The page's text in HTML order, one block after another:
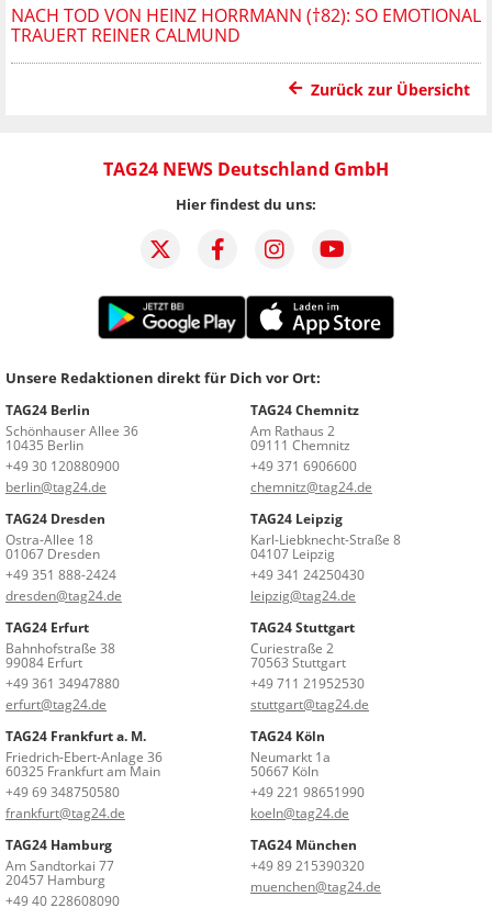
NACH TOD VON HEINZ HORRMANN (†82): SO EMOTIONAL
TRAUERT REINER CALMUND
Zurück zur Übersicht
TAG24 NEWS Deutschland GmbH
Hier findest du uns:
Unsere Redaktionen direkt für Dich vor Ort:
TAG24 Berlin
Schönhauser Allee 36
10435 Berlin
+49 30 120880900
berlin@tag24.de
TAG24 Chemnitz
Am Rathaus 2
09111 Chemnitz
+49 371 6906600
chemnitz@tag24.de
TAG24 Dresden
Ostra-Allee 18
01067 Dresden
+49 351 888-2424
dresden@tag24.de
TAG24 Leipzig
Karl-Liebknecht-Straße 8
04107 Leipzig
+49 341 24250430
leipzig@tag24.de
TAG24 Erfurt
Bahnhofstraße 38
99084 Erfurt
+49 361 34947880
erfurt@tag24.de
TAG24 Stuttgart
Curiestraße 2
70563 Stuttgart
+49 711 21952530
stuttgart@tag24.de
TAG24 Frankfurt a. M.
Friedrich-Ebert-Anlage 36
60325 Frankfurt am Main
+49 69 348750580
frankfurt@tag24.de
TAG24 Köln
Neumarkt 1a
50667 Köln
+49 221 98651990
koeln@tag24.de
TAG24 Hamburg
Am Sandtorkai 77
20457 Hamburg
+49 40 228608090
TAG24 München
+49 89 215390320
muenchen@tag24.de